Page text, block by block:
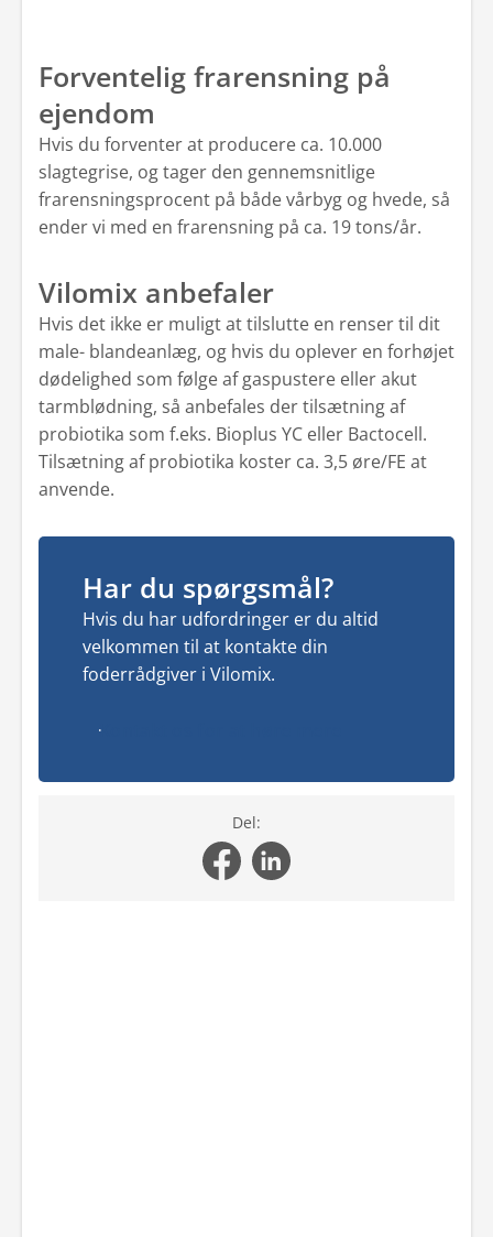
Forventelig frarensning på
ejendom
Hvis du forventer at producere ca. 10.000
slagtegrise, og tager den gennemsnitlige
frarensningsprocent på både vårbyg og hvede, så
ender vi med en frarensning på ca. 19 tons/år.
Vilomix anbefaler
Hvis det ikke er muligt at tilslutte en renser til dit
male- blandeanlæg, og hvis du oplever en forhøjet
dødelighed som følge af gaspustere eller akut
tarmblødning, så anbefales der tilsætning af
probiotika som f.eks. Bioplus YC eller Bactocell.
Tilsætning af probiotika koster ca. 3,5 øre/FE at
anvende.
Har du spørgsmål?
Hvis du har udfordringer er du altid
velkommen til at kontakte din
foderrådgiver i Vilomix.
Kontakt os for at høre mere
Del: